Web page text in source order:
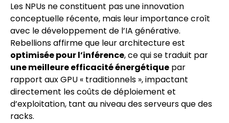
Les NPUs ne constituent pas une innovation
conceptuelle récente, mais leur importance croît
avec le développement de l’IA générative.
Rebellions affirme que leur architecture est
optimisée pour l’inférence, ce qui se traduit par
une meilleure efficacité énergétique par
rapport aux GPU « traditionnels », impactant
directement les coûts de déploiement et
d’exploitation, tant au niveau des serveurs que des
racks.